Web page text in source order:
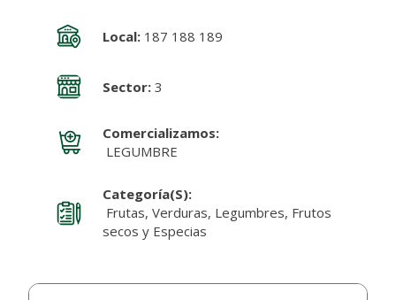
Local:187 188 189
Sector:3
Comercializamos:
LEGUMBRE
Categoría(s):
Frutas, Verduras, Legumbres, Frutos
secos y Especias